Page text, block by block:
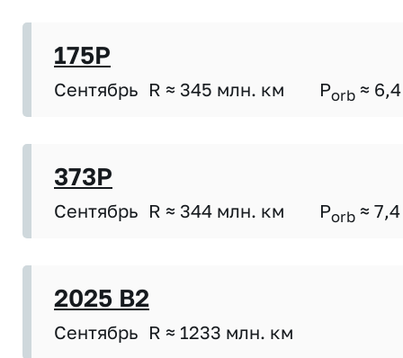
175P
Сентябрь R ≈ 345 млн. км Porb ≈ 6,4
373P
Сентябрь R ≈ 344 млн. км Porb ≈ 7,4
2025 B2
Сентябрь R ≈ 1233 млн. км